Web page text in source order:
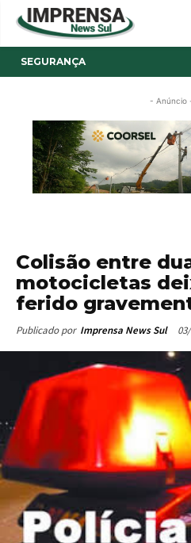
SEGURANÇA
- Anúncio
Colisão entre
motocicletas
ferido
Publicado por Imprensa News Sul